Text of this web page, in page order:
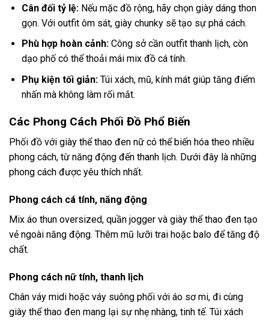
Cân đối tỷ lệ:Nếu mặc đồ rộng, hãy chọn giày dáng thon
gọn. Với outfit ôm sát, giày chunky sẽ tạo sự phá cách.
Phù hợp hoàn cảnh:Công sở cần outfit thanh lịch, còn
dạo phố có thể thoải mái mix đồ cá tính.
Phụ kiện tối giản:Túi xách, mũ, kính mát giúp tăng điểm
nhấn mà không làm rối mắt.
Các Phong Cách Phối Đồ Phổ Biến
Phối đồ với giày thể thao đen nữ có thể biến hóa theo nhiều
phong cách, từ năng động đến thanh lịch. Dưới đây là những
phong cách được yêu thích nhất.
Phong cách cá tính, năng động
Mix áo thun oversized, quần jogger và giày thể thao đen tạo
vẻ ngoài năng động. Thêm mũ lưỡi trai hoặc balo để tăng độ
chất.
Phong cách nữ tính, thanh lịch
Chân váy midi hoặc váy suông phối với áo sơ mi, đi cùng
giày thể thao đen mang lại sự nhẹ nhàng, tinh tế. Túi xách